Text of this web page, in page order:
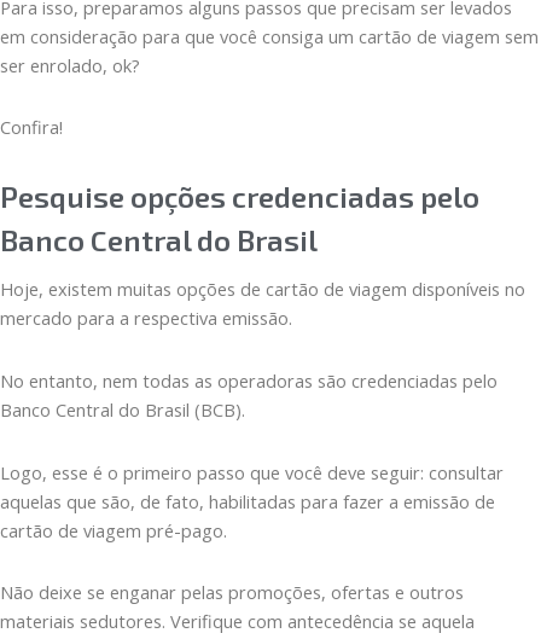
Para isso, preparamos alguns passos que precisam ser levados
em consideração para que você consiga um cartão de viagem sem
ser enrolado, ok?
Confira!
Pesquise opções credenciadas pelo
Banco Central do Brasil
Hoje, existem muitas opções de cartão de viagem disponíveis no
mercado para a respectiva emissão.
No entanto, nem todas as operadoras são credenciadas pelo
Banco Central do Brasil (BCB).
Logo, esse é o primeiro passo que você deve seguir: consultar
aquelas que são, de fato, habilitadas para fazer a emissão de
cartão de viagem pré-pago.
Não deixe se enganar pelas promoções, ofertas e outros
materiais sedutores. Verifique com antecedência se aquela